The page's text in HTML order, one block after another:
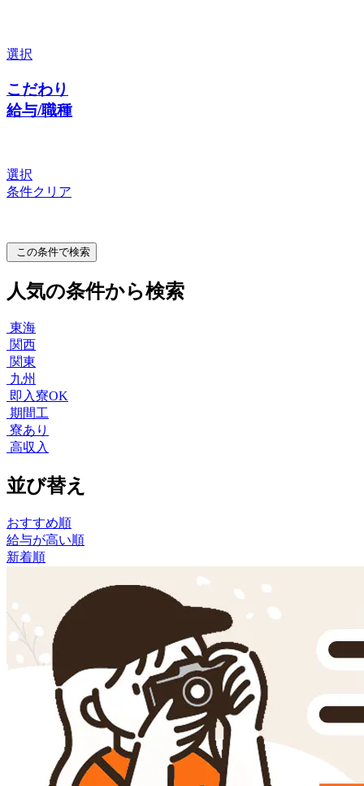
選択
こだわり
給与/職種
選択
条件クリア
この条件で検索
人気の条件から検索
東海
関西
関東
九州
即入寮OK
期間工
寮あり
高収入
並び替え
おすすめ順
給与が高い順
新着順